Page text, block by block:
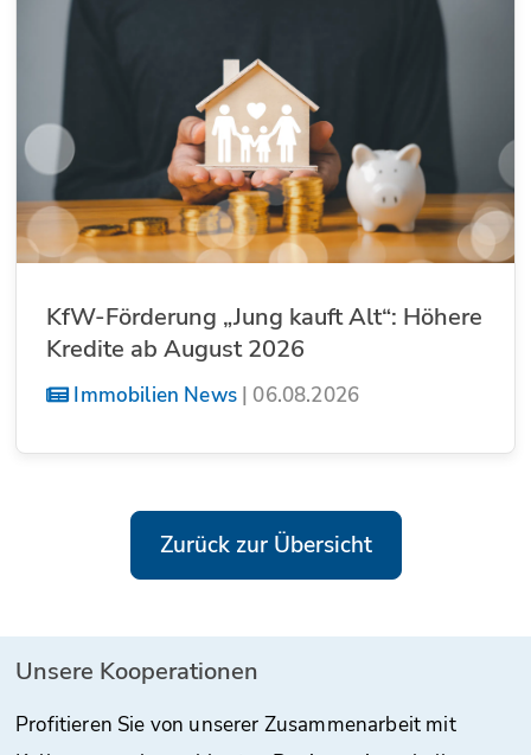
KfW-Förderung „Jung kauft Alt“: Höhere
Kredite ab August 2026
Immobilien News| 06.08.2026
Zurück zur Übersicht
Unsere Kooperationen
Profitieren Sie von unserer Zusammenarbeit mit